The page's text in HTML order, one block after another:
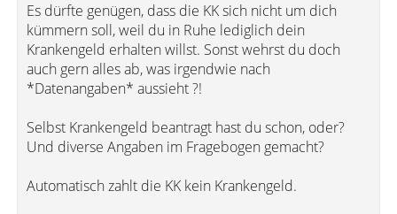
Es dürfte genügen, dass die KK sich nicht um dich
kümmern soll, weil du in Ruhe lediglich dein
Krankengeld erhalten willst. Sonst wehrst du doch
auch gern alles ab, was irgendwie nach
*Datenangaben* aussieht ?!
Selbst Krankengeld beantragt hast du schon, oder?
Und diverse Angaben im Fragebogen gemacht?
Automatisch zahlt die KK kein Krankengeld.